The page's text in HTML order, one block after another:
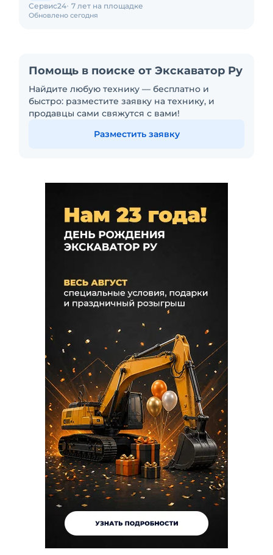
Обновлено сегодня
Сервис24 7 лет на площадке
Помощь в поиске от Экскаватор Ру
Найдите любую технику — бесплатно и
быстро: разместите заявку на технику, и
продавцы сами свяжутся с вами!
Разместить заявку